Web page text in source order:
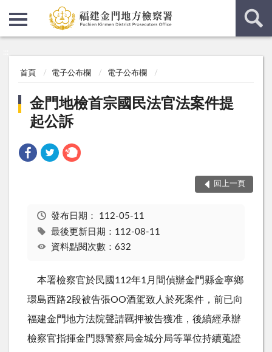
首頁 電子公布欄 電子公布欄
金門地檢首宗國民法官法案件提
起公訴
回上一頁
發布日期： 112-05-11
最後更新日期：112-08-11
資料點閱次數：632
本署檢察官於民國112年1月間偵辦金門縣金寧鄉
環島西路2段被告張OO酒駕致人於死案件，前已向
福建金門地方法院聲請羈押被告獲准，後續經承辦
檢察官指揮金門縣警察局金城分局等單位持續蒐證